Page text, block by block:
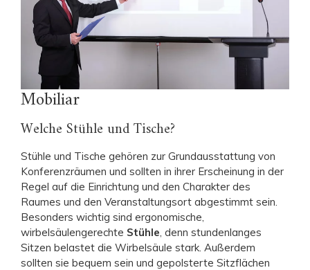
Mobiliar
Welche Stühle und Tische?
Stühle und Tische gehören zur Grundausstattung von
Konferenzräumen und sollten in ihrer Erscheinung in der
Regel auf die Einrichtung und den Charakter des
Raumes und den Veranstaltungsort abgestimmt sein.
Besonders wichtig sind ergonomische,
wirbelsäulengerechte Stühle, denn stundenlanges
Sitzen belastet die Wirbelsäule stark. Außerdem
sollten sie bequem sein und gepolsterte Sitzflächen